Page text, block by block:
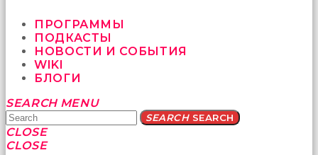
ПРОГРАММЫ
ПОДКАСТЫ
НОВОСТИ И СОБЫТИЯ
WIKI
БЛОГИ
Yatağa
bile
geçmeye
fırsat
SEARCH MENU
SEARCHSEARCH
CLOSE
CLOSE